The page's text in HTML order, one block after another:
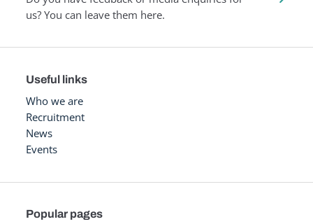
us? You can leave them here.
Useful links
Who we are
Recruitment
News
Events
Popular pages